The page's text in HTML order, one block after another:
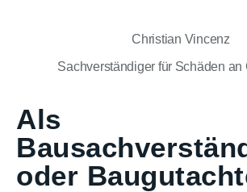
Christian Vincenz
Sachverständiger für Schäden an
Als
oder